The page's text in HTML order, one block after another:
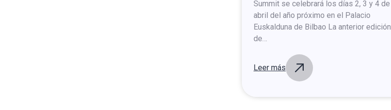
Summit se celebrará los días 2, 3 y 4 de
abril del año próximo en el Palacio
Euskalduna de Bilbao La anterior edición
de…
Leer más